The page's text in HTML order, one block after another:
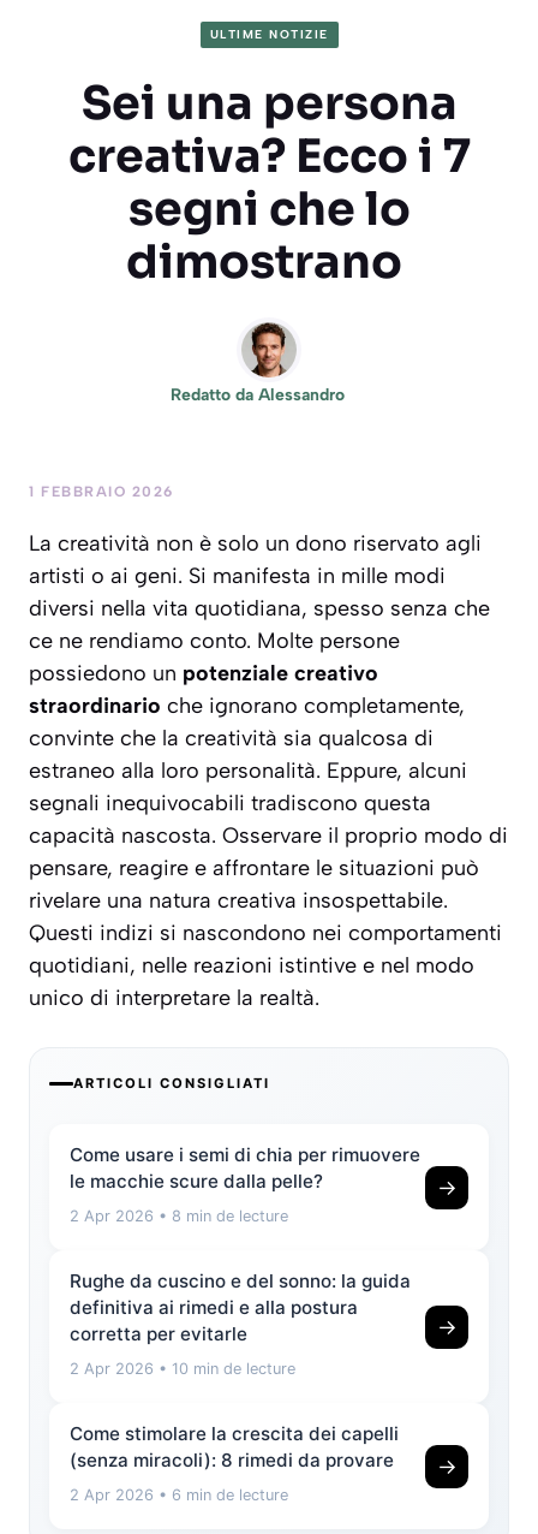
ULTIME NOTIZIE
Sei una persona
creativa? Ecco i 7
segni che lo
dimostrano
Redatto da Alessandro
1 FEBBRAIO 2026
La creatività non è solo un dono riservato agli
artisti o ai geni. Si manifesta in mille modi
diversi nella vita quotidiana, spesso senza che
ce ne rendiamo conto. Molte persone
possiedono un potenziale creativo
straordinario che ignorano completamente,
convinte che la creatività sia qualcosa di
estraneo alla loro personalità. Eppure, alcuni
segnali inequivocabili tradiscono questa
capacità nascosta. Osservare il proprio modo di
pensare, reagire e affrontare le situazioni può
rivelare una natura creativa insospettabile.
Questi indizi si nascondono nei comportamenti
quotidiani, nelle reazioni istintive e nel modo
unico di interpretare la realtà.
ARTICOLI CONSIGLIATI
Come usare i semi di chia per rimuovere
le macchie scure dalla pelle?
2 Apr 2026 • 8 min de lecture
→
Rughe da cuscino e del sonno: la guida
definitiva ai rimedi e alla postura
corretta per evitarle
2 Apr 2026 • 10 min de lecture
→
Come stimolare la crescita dei capelli
(senza miracoli): 8 rimedi da provare
2 Apr 2026 • 6 min de lecture
→